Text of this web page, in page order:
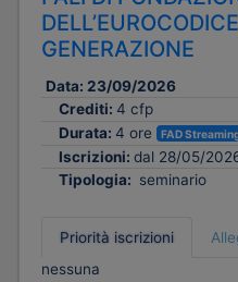
GENERAZIONE
Data: 23/09/2026
Crediti: 4 cfp
Durata: 4 ore FAD
Iscrizioni: dal 28/05/
Tipologia: seminario
Priorità iscrizioni
nessuna